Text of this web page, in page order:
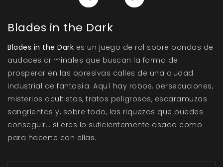
Blades in the Dark
Blades in the Dark es un juego de rol sobre bandas de
audaces criminales que buscan la forma de
prosperar en las opresivas calles de una ciudad
industrial de fantasía. Aquí hay robos, persecuciones,
misterios ocultistas, tratos peligrosos, escaramuzas
sangrientas y, sobre todo, las riquezas que puedes
conseguir… si eres lo suficientemente osado como
para hacerte con ellas.